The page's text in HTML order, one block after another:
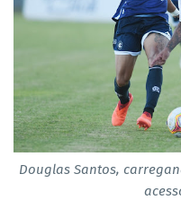
Douglas Santos,